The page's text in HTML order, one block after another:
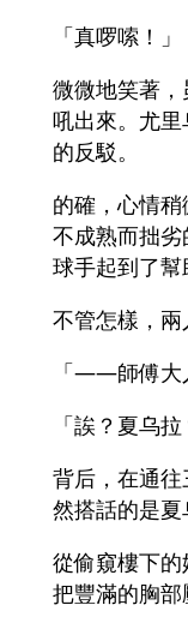
「真啰嗦！」
微微地笑著
吼出來。尤
的反駁。
的確，心情
不成熟而拙
球手起到了幫
不管怎樣，
「――師傅大
「誒？夏乌拉
背后，在通
然搭話的是夏
從偷窺樓下的
把豐滿的胸部